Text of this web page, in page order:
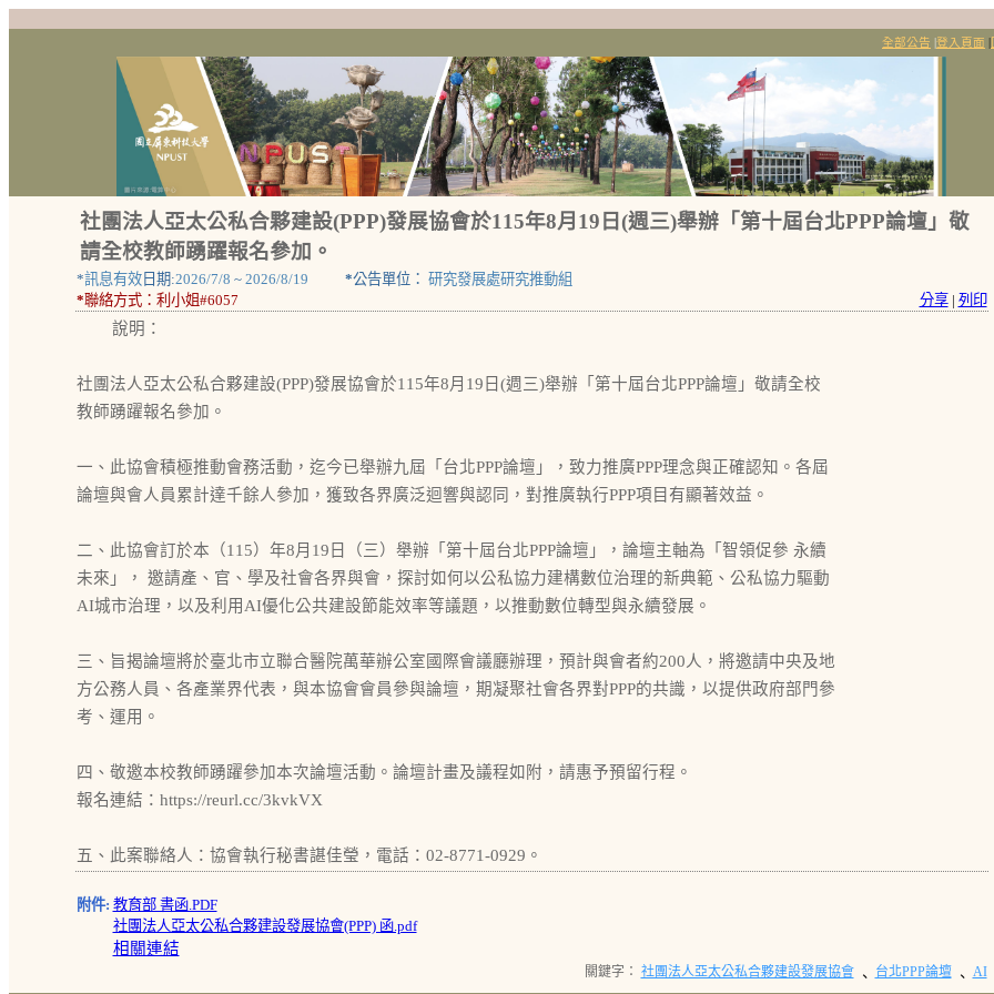
全部公告 登入頁面
社團法人亞太公私合夥建設(PPP)發展協會於115年8月19日(週三)舉辦「第十屆台北PPP論壇」敬
請全校教師踴躍報名參加。
*訊息有效日期:2026/7/8 ~ 2026/8/19 *公告單位： 研究發展處研究推動組
*聯絡方式： 利小姐#6057 分享 | 列印
說明：
社團法人亞太公私合夥建設(PPP)發展協會於115年8月19日(週三)舉辦「第十屆台北PPP論壇」敬請全校
教師踴躍報名參加。
一、此協會積極推動會務活動，迄今已舉辦九屆「台北PPP論壇」，致力推廣PPP理念與正確認知。各屆
論壇與會人員累計達千餘人參加，獲致各界廣泛迴響與認同，對推廣執行PPP項目有顯著效益。
二、此協會訂於本（115）年8月19日（三）舉辦「第十屆台北PPP論壇」，論壇主軸為「智領促參 永續
未來」， 邀請產、官、學及社會各界與會，探討如何以公私協力建構數位治理的新典範、公私協力驅動
AI城市治理，以及利用AI優化公共建設節能效率等議題，以推動數位轉型與永續發展。
三、旨揭論壇將於臺北市立聯合醫院萬華辦公室國際會議廳辦理，預計與會者約200人，將邀請中央及地
方公務人員、各產業界代表，與本協會會員參與論壇，期凝聚社會各界對PPP的共識，以提供政府部門參
考、運用。
四、敬邀本校教師踴躍參加本次論壇活動。論壇計畫及議程如附，請惠予預留行程。
報名連結：https://reurl.cc/3kvkVX
五、此案聯絡人：協會執行秘書諶佳瑩，電話：02-8771-0929。
附件: 教育部 書函.PDF
社團法人亞太公私合夥建設發展協會(PPP) 函.pdf
相關連結
關鍵字： 社團法人亞太公私合夥建設發展協會 、 台北PPP論壇 、 AI